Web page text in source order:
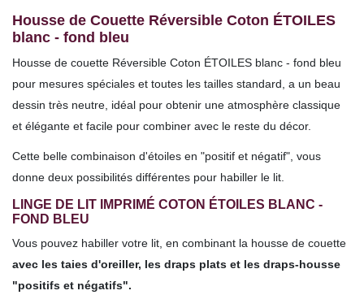
Housse de Couette Réversible Coton ÉTOILES
blanc - fond bleu
Housse de couette Réversible Coton ÉTOILES blanc - fond bleu
pour mesures spéciales et toutes les tailles standard, a un beau
dessin très neutre, idéal pour obtenir une atmosphère classique
et élégante et facile pour combiner avec le reste du décor.
Cette belle combinaison d'étoiles en "positif et négatif", vous
donne deux possibilités différentes pour habiller le lit.
LINGE DE LIT IMPRIMÉ COTON ÉTOILES BLANC -
FOND BLEU
Vous pouvez habiller votre lit, en combinant la housse de couette
avec les taies d'oreiller, les draps plats et les draps-housse
"positifs et négatifs".